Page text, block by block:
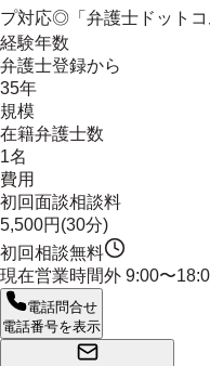
プ対応◎「弁護士ドット
経験年数
弁護士登録から
35年
規模
在籍弁護士数
1名
費用
初回面談相談料
5,500円(30分)
初回相談無料
現在営業時間外 9:00〜
電話問合せ
電話番号を表示